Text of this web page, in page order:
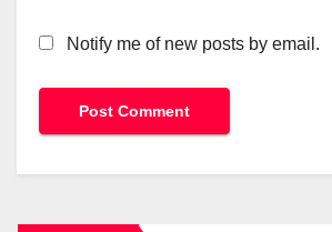
Notify me of new posts by email.